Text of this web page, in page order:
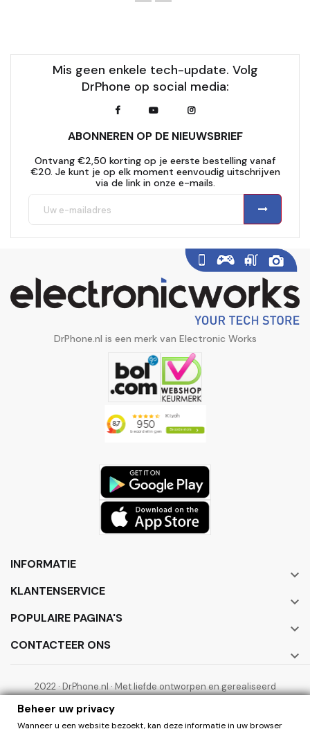
Mis geen enkele tech-update. Volg
DrPhone op social media:
ABONNEREN OP DE NIEUWSBRIEF
Ontvang €2,50 korting op je eerste bestelling vanaf
€20. Je kunt je op elk moment eenvoudig uitschrijven
via de link in onze e-mails.
DrPhone.nl is een merk van Electronic Works
INFORMATIE

KLANTENSERVICE

POPULAIRE PAGINA'S

CONTACTEER ONS

2022 · DrPhone.nl · Met liefde ontworpen en gerealiseerd
Beheer uw privacy
Wanneer u een website bezoekt, kan deze informatie in uw browser